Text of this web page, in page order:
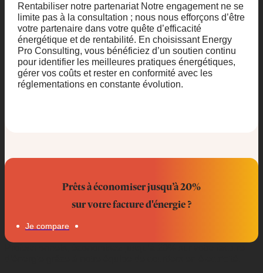
Rentabiliser notre partenariat Notre engagement ne se
limite pas à la consultation ; nous nous efforçons d’être
votre partenaire dans votre quête d’efficacité
énergétique et de rentabilité. En choisissant Energy
Pro Consulting, vous bénéficiez d’un soutien continu
pour identifier les meilleures pratiques énergétiques,
gérer vos coûts et rester en conformité avec les
réglementations en constante évolution.
Prêts à économiser jusqu’à 20%
sur votre facture d'énergie ?
Je compare